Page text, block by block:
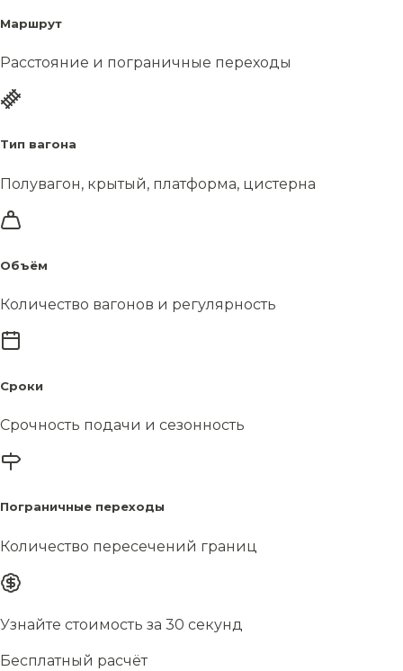
Маршрут
Расстояние и пограничные переходы
Тип вагона
Полувагон, крытый, платформа, цистерна
Объём
Количество вагонов и регулярность
Сроки
Срочность подачи и сезонность
Пограничные переходы
Количество пересечений границ
Узнайте стоимость за 30 секунд
Бесплатный расчёт